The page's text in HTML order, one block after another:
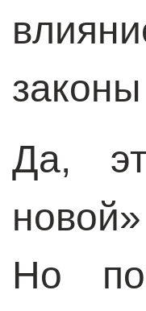
Да,
Но